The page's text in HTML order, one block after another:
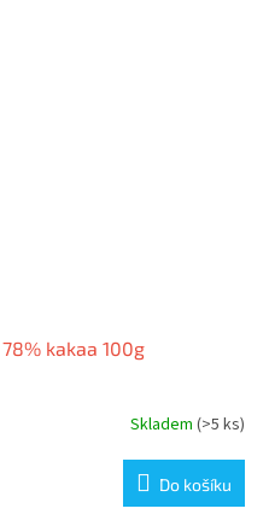
kakaa 100g
Skladem (>5 ks)
Do košíku